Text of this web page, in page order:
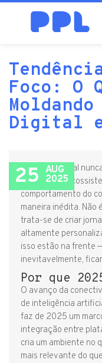
Foco: O
Moldando
Digital
25 AUG
2025
O mundo digital
vivemos um
comportamento do
maneira inédita. Não
trata-se de criar
altamente
isso estão na frente
inevitavelmente,
Por que
O avanço da
de inteligência
faz de 2025 um
integração entre
cria um ambiente no
mais relevante do